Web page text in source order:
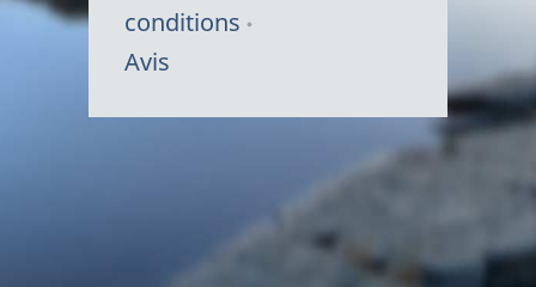
conditions
Avis
du